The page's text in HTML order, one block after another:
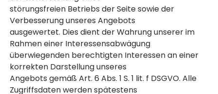
störungsfreien Betriebs der Seite sowie der
Verbesserung unseres Angebots
ausgewertet. Dies dient der Wahrung unserer im
Rahmen einer Interessensabwägung
überwiegenden berechtigten Interessen an einer
korrekten Darstellung unseres
Angebots gemäß Art. 6 Abs. 1 S. 1 lit. f DSGVO. Alle
Zugriffsdaten werden spätestens